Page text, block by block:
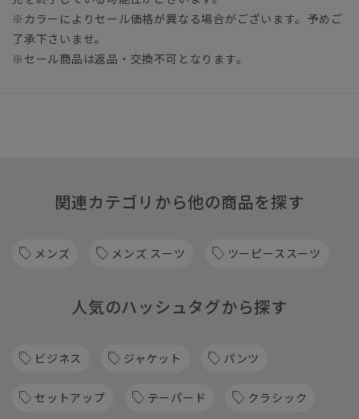
※カラーによりセール価格が異なる場合がございます。予めご
了承下さいませ。
※セール商品は返品・交換不可となります。
関連カテゴリから他の商品を探す
メンズ メンズ スーツ ツーピーススーツ
人気のハッシュタグから探す
ビジネス ジャケット パンツ
セットアップ テーパード クラシック